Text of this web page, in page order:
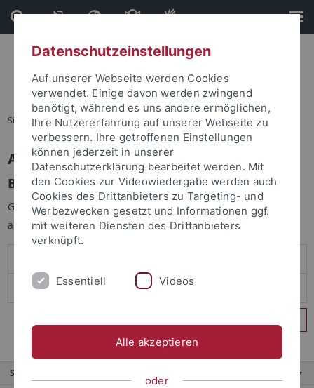
Direkt
zum
Inhalt
Direkt
zur
Fußleiste
Sie sind hier: Startseite
Anmelden
Benutzeranmeldung
Geben Sie Ihren Benutzernamen und Ihr Passwort an um sich
anzumelden:
Service
Datenschutzeinstellungen
Auf unserer Webseite werden Cookies
verwendet. Einige davon werden zwingend
benötigt, während es uns andere ermöglichen,
Ihre Nutzererfahrung auf unserer Webseite zu
verbessern. Ihre getroffenen Einstellungen
können jederzeit in unserer
Datenschutzerklärung bearbeitet werden. Mit
den Cookies zur Videowiedergabe werden auch
Cookies des Drittanbieters zu Targeting- und
Werbezwecken gesetzt und Informationen ggf.
mit weiteren Diensten des Drittanbieters
verknüpft.
Essentiell Videos
Alle akzeptieren
oder